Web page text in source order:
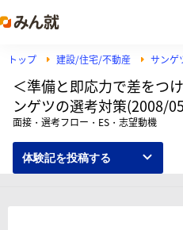
トップ 建設/住宅/不動産 サンゲ
＜準備と即応力で差をつ
ンゲツの選考対策(2008/
面接・選考フロー・ES・志望動機
体験記を投稿する